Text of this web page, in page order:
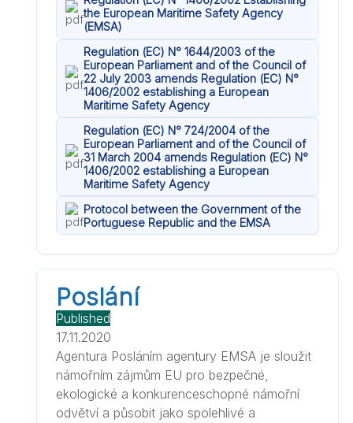
the European Maritime Safety Agency
(EMSA)
Regulation (EC) N° 1644/2003 of the
European Parliament and of the Council of
22 July 2003 amends Regulation (EC) N°
1406/2002 establishing a European
Maritime Safety Agency
Regulation (EC) N° 724/2004 of the
European Parliament and of the Council of
31 March 2004 amends Regulation (EC) N°
1406/2002 establishing a European
Maritime Safety Agency
Protocol between the Government of the
Portuguese Republic and the EMSA
Poslání
Published
17.11.2020
Agentura Posláním agentury EMSA je sloužit
námořním zájmům EU pro bezpečné,
ekologické a konkurenceschopné námořní
odvětví a působit jako spolehlivé a